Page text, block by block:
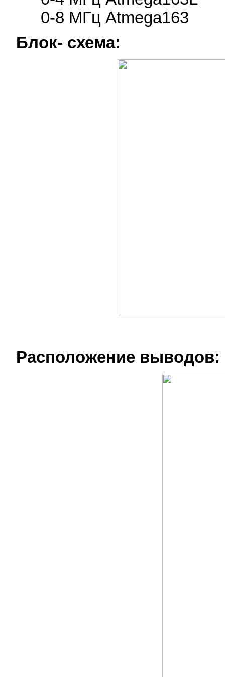
0-8 МГц Atmega163
Блок- схема:
Расположение выводов: